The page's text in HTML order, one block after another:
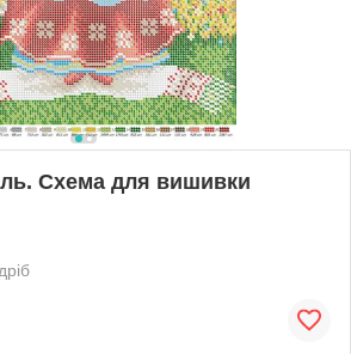
Схема для вишивки